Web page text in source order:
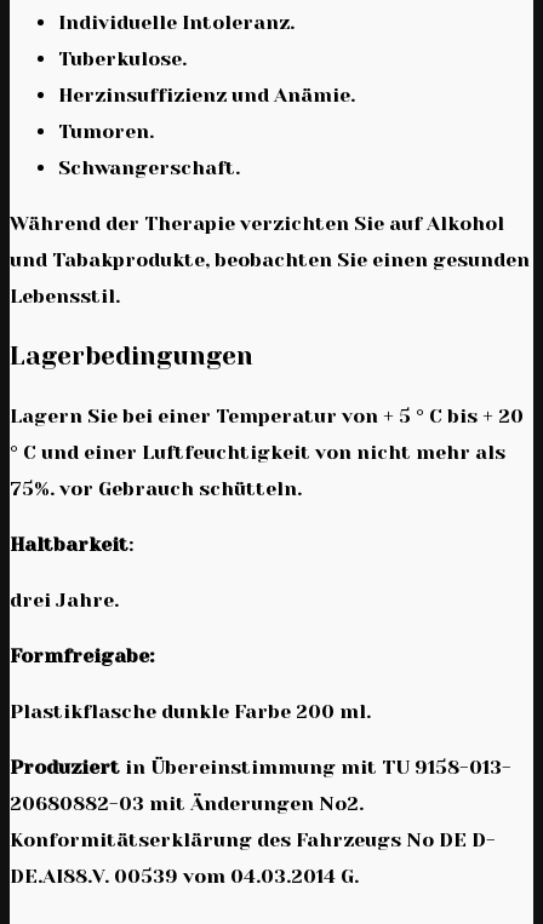
Individuelle Intoleranz.
Tuberkulose.
Herzinsuffizienz und Anämie.
Tumoren.
Schwangerschaft.
Während der Therapie verzichten Sie auf Alkohol
und Tabakprodukte, beobachten Sie einen gesunden
Lebensstil.
Lagerbedingungen
Lagern Sie bei einer Temperatur von + 5 ° C bis + 20
° C und einer Luftfeuchtigkeit von nicht mehr als
75%. vor Gebrauch schütteln.
Haltbarkeit:
drei Jahre.
Formfreigabe:
Plastikflasche dunkle Farbe 200 ml.
Produziert in Übereinstimmung mit TU 9158-013-
20680882-03 mit Änderungen No2.
Konformitätserklärung des Fahrzeugs No DE D-
DE.AI88.V. 00539 vom 04.03.2014 G.